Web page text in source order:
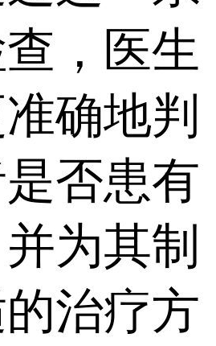
，医生
确地判
否患有
为其制
治疗方